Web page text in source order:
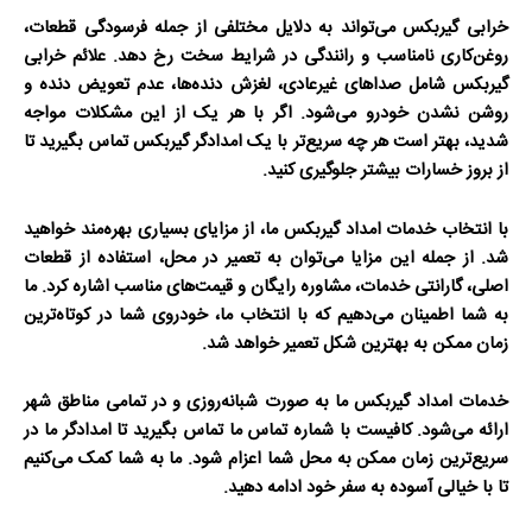
خرابی گیربکس می‌تواند به دلایل مختلفی از جمله فرسودگی قطعات،
روغن‌کاری نامناسب و رانندگی در شرایط سخت رخ دهد. علائم خرابی
گیربکس شامل صداهای غیرعادی، لغزش دنده‌ها، عدم تعویض دنده و
روشن نشدن خودرو می‌شود. اگر با هر یک از این مشکلات مواجه
شدید، بهتر است هر چه سریع‌تر با یک امدادگر گیربکس تماس بگیرید تا
از بروز خسارات بیشتر جلوگیری کنید.
با انتخاب خدمات امداد گیربکس ما، از مزایای بسیاری بهره‌مند خواهید
شد. از جمله این مزایا می‌توان به تعمیر در محل، استفاده از قطعات
اصلی، گارانتی خدمات، مشاوره رایگان و قیمت‌های مناسب اشاره کرد. ما
به شما اطمینان می‌دهیم که با انتخاب ما، خودروی شما در کوتاه‌ترین
زمان ممکن به بهترین شکل تعمیر خواهد شد.
خدمات امداد گیربکس ما به صورت شبانه‌روزی و در تمامی مناطق شهر
ارائه می‌شود. کافیست با شماره تماس ما تماس بگیرید تا امدادگر ما در
سریع‌ترین زمان ممکن به محل شما اعزام شود. ما به شما کمک می‌کنیم
تا با خیالی آسوده به سفر خود ادامه دهید.